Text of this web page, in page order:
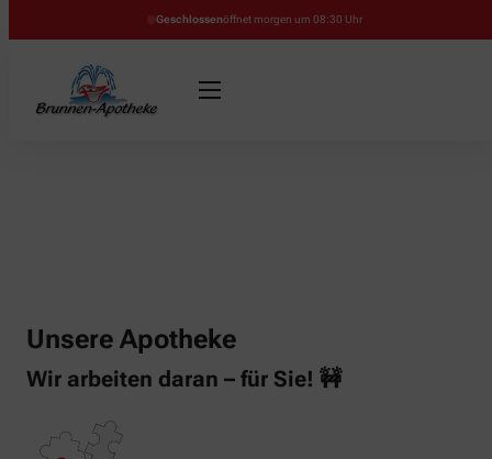
Geschlossenöffnet morgen um 08:30 Uhr
Unsere Apotheke
Wir arbeiten daran – für Sie! 🚧